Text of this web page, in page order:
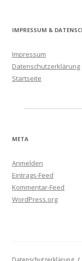
IMPRESSUM &
Impressum
Datenschutzerklärung
Startseite
META
Anmelden
Eintrags-Feed
Kommentar-Feed
WordPress.org